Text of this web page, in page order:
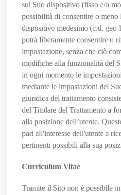
sul Suo dispositivo (fisso e/o
possibilità di consentire o
dispositivo medesimo (c.d.
potrà liberamente consentire o
impostazione, senza che ciò
modifiche alla funzionalità del
in ogni momento le
mediante le impostazioni del
giuridica del trattamento
del Titolare del Trattamento a
alla posizione dell’utente.
pari all'interesse dell'utente a
pertinenti possibili alla sua
Curriculum Vitae
Tramite il Sito non è possibile